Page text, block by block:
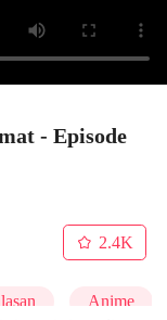
- Episode
2.4K
Anime